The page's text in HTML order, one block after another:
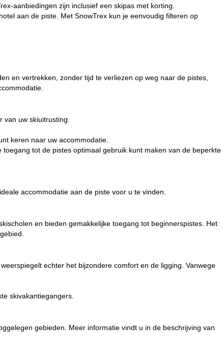
aanbiedingen zijn inclusief een skipas met korting.
aan de piste. Met SnowTrex kun je eenvoudig filteren op
en vertrekken, zonder tijd te verliezen op weg naar de pistes,
uw skiuitrusting.
keren naar uw accommodatie.
tot de pistes optimaal gebruik kunt maken van de beperkte
accommodatie aan de piste voor u te vinden.
en bieden gemakkelijke toegang tot beginnerspistes. Het
echter het bijzondere comfort en de ligging. Vanwege
skivakantiegangers.
gebieden. Meer informatie vindt u in de beschrijving van